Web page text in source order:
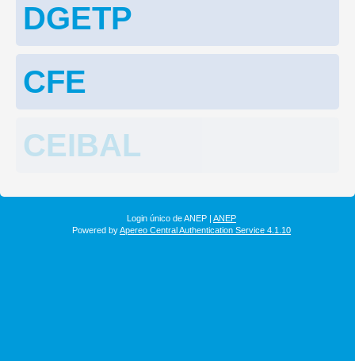
DGETP
CFE
CEIBAL
Login único de ANEP | ANEP
Powered byApereo Central Authentication Service 4.1.10